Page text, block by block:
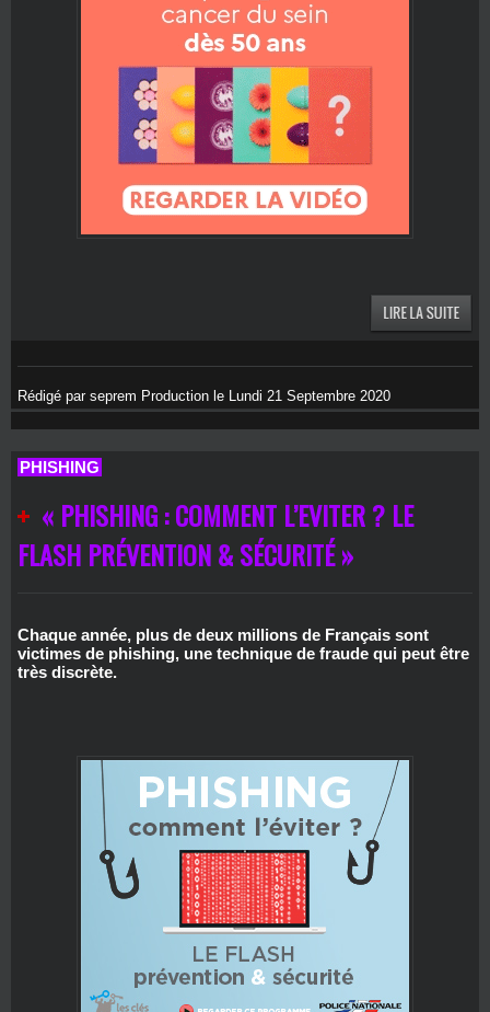
Rédigé par seprem Production le Lundi 21 Septembre 2020
PHISHING
« PHISHING : COMMENT L’EVITER ? LE
FLASH PRÉVENTION & SÉCURITÉ »
Chaque année, plus de deux millions de Français sont
victimes de phishing, une technique de fraude qui peut être
très discrète.